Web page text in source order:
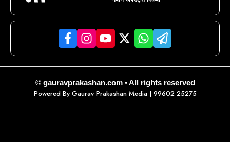
© gauravprakashan.com • All rights reserved
Powered By Gaurav Prakashan Media| 99602 25275